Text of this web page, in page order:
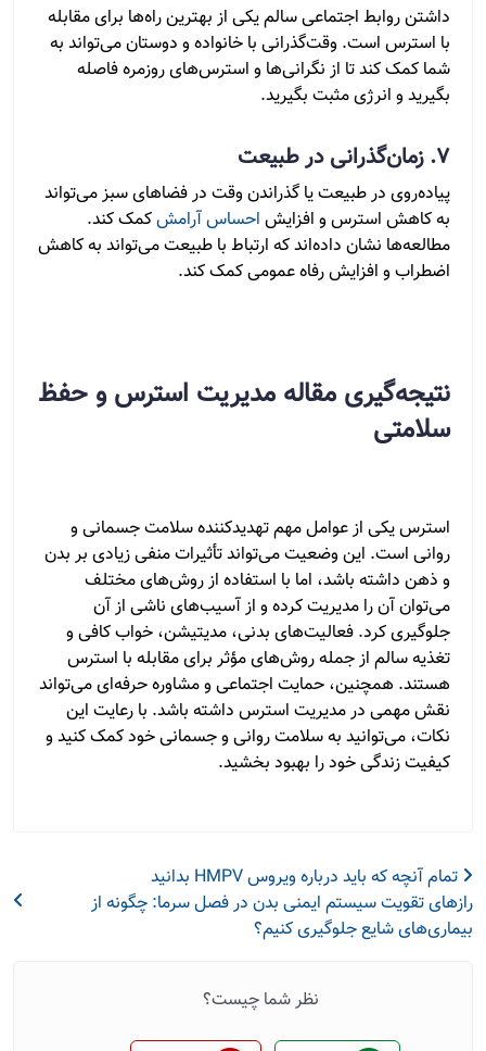
داشتن روابط اجتماعی سالم یکی از بهترین راه‌ها برای مقابله
با استرس است. وقت‌گذرانی با خانواده و دوستان می‌تواند به
شما کمک کند تا از نگرانی‌ها و استرس‌های روزمره فاصله
بگیرید و انرژی مثبت بگیرید.
7. زمان‌گذرانی در طبیعت
پیاده‌روی در طبیعت یا گذراندن وقت در فضاهای سبز می‌تواند
به کاهش استرس و افزایش احساس آرامشکمک کند.
مطالعه‌ها نشان داده‌اند که ارتباط با طبیعت می‌تواند به کاهش
اضطراب و افزایش رفاه عمومی کمک کند.
نتیجه‌گیری مقاله مدیریت استرس و حفظ
سلامتی
استرس یکی از عوامل مهم تهدیدکننده سلامت جسمانی و
روانی است. این وضعیت می‌تواند تأثیرات منفی زیادی بر بدن
و ذهن داشته باشد، اما با استفاده از روش‌های مختلف
می‌توان آن را مدیریت کرده و از آسیب‌های ناشی از آن
جلوگیری کرد. فعالیت‌های بدنی، مدیتیشن، خواب کافی و
تغذیه سالم از جمله روش‌های مؤثر برای مقابله با استرس
هستند. همچنین، حمایت اجتماعی و مشاوره حرفه‌ای می‌تواند
نقش مهمی در مدیریت استرس داشته باشد. با رعایت این
نکات، می‌توانید به سلامت روانی و جسمانی خود کمک کنید و
کیفیت زندگی خود را بهبود بخشید.
تمام آنچه که باید درباره ویروس HMPV بدانید
رازهای تقویت سیستم ایمنی بدن در فصل سرما: چگونه از
بیماری‌های شایع جلوگیری کنیم؟
نظر شما چیست؟